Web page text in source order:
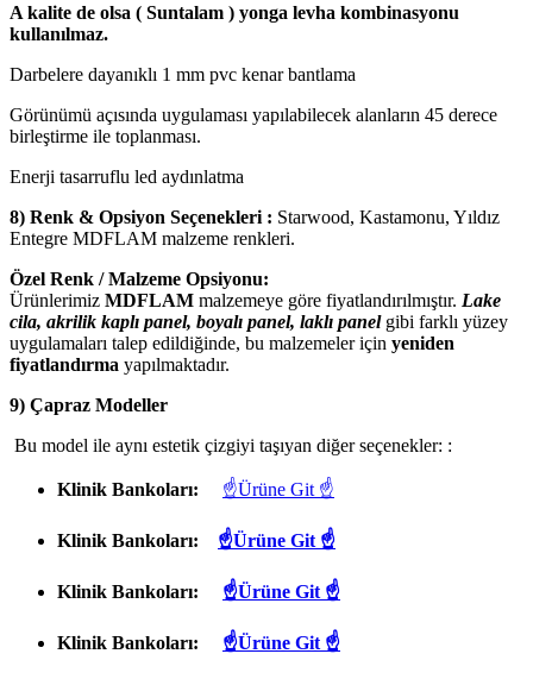
A kalite de olsa ( Suntalam ) yonga levha kombinasyonu
kullanılmaz.
Darbelere dayanıklı 1 mm pvc kenar bantlama
Görünümü açısında uygulaması yapılabilecek alanların 45 derece
birleştirme ile toplanması.
Enerji tasarruflu led aydınlatma
8) Renk & Opsiyon Seçenekleri : Starwood, Kastamonu, Yıldız
Entegre MDFLAM malzeme renkleri.
Özel Renk / Malzeme Opsiyonu:
Ürünlerimiz MDFLAM malzemeye göre fiyatlandırılmıştır. Lake
cila, akrilik kaplı panel, boyalı panel, laklı panel gibi farklı yüzey
uygulamaları talep edildiğinde, bu malzemeler için yeniden
fiyatlandırma yapılmaktadır.
9) Çapraz Modeller
Bu model ile aynı estetik çizgiyi taşıyan diğer seçenekler: :
Klinik Bankoları: ☝Ürüne Git ☝
Klinik Bankoları: ☝Ürüne Git ☝
Klinik Bankoları: ☝Ürüne Git ☝
Klinik Bankoları: ☝Ürüne Git ☝